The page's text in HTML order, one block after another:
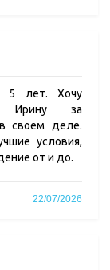
5 лет. Хочу
Ирину за
своем деле.
условия,
от и до.
22/07/2026